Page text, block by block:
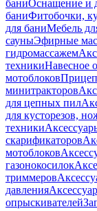
баниОснащение и
баниФитобочки,
для баниМебель
сауныЭфирные
гидромассажем
техникиНавесное
мотоблоков
минитракторов
для цепных пил
для кусторезов,
техники
скарификаторов
мотоблоков
газонокосилок
триммеров
давления
опрыскивателей